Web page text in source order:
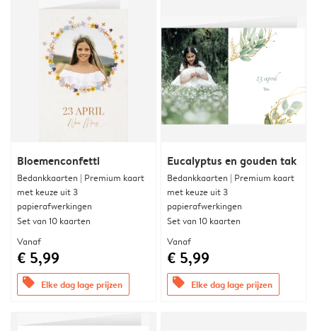
Bloemenconfetti
Bedankkaarten | Premium kaart
met keuze uit 3
papierafwerkingen
Set van 10 kaarten
Vanaf
€ 5,99
offers Elke dag lage prijzen
Eucalyptus en gouden tak
Bedankkaarten | Premium kaart
met keuze uit 3
papierafwerkingen
Set van 10 kaarten
Vanaf
€ 5,99
offers Elke dag lage prijzen